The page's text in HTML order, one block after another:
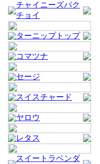
チャイニーズパク
チョイ
ターニップトップ
コマツナ
セージ
スイスチャード
ヤロウ
レタス
スイートラベンダ